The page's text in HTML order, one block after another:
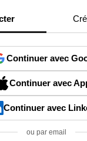
Continuer avec
Continuer avec
Continuer avec
ou par email